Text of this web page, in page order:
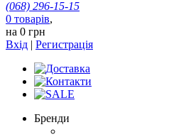
(068) 296-15-15
0 товарів,
на 0 грн
Вхід | Регистрація
Бренди